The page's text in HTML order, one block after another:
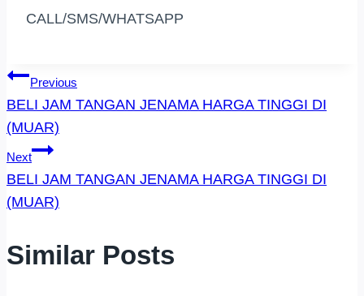
CALL/SMS/WHATSAPP
Post
Navigation
Previous
BELI JAM TANGAN JENAMA HARGA TINGGI DI
(MUAR)
Next
BELI JAM TANGAN JENAMA HARGA TINGGI DI
(MUAR)
Similar Posts